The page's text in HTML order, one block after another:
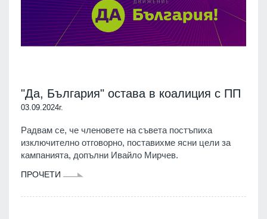
"Да, България" остава в коалиция с ПП
03.09.2024г.
Радвам се, че членовете на съвета постъпиха
изключително отговорно, поставихме ясни цели за
кампанията, допълни Ивайло Мирчев.
ПРОЧЕТИ